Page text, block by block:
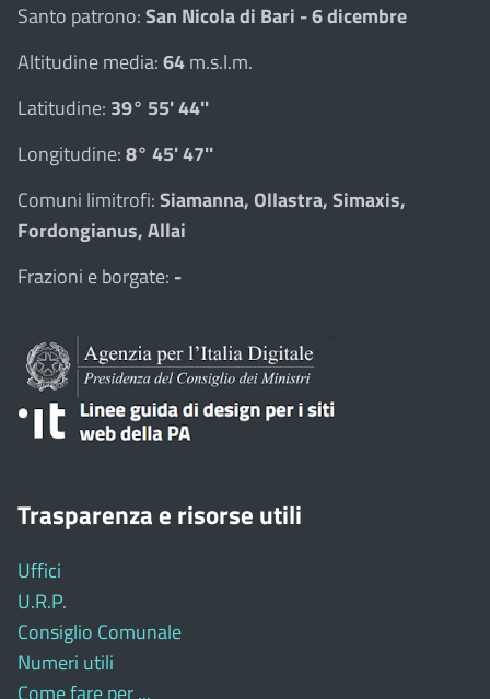
Santo patrono:San Nicola di Bari - 6 dicembre
Altitudine media:64m.s.l.m.
Latitudine: 39° 55' 44''
Longitudine:8° 45' 47''
Comuni limitrofi:Siamanna, Ollastra, Simaxis,
Fordongianus, Allai
Frazioni e borgate: -
Trasparenza e risorse utili
Uffici
U.R.P.
Consiglio Comunale
Numeri utili
Come fare per ...